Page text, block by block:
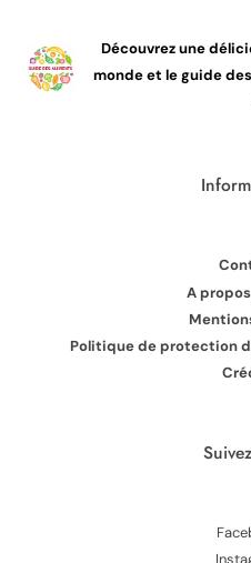
Découvrez une
monde et le guide
A
Politique de protection